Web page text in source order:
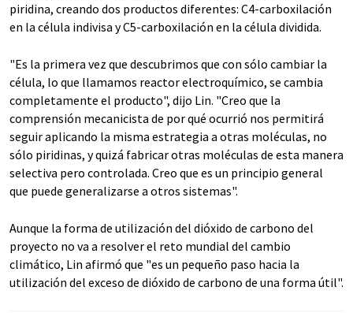
piridina, creando dos productos diferentes: C4-carboxilación
en la célula indivisa y C5-carboxilación en la célula dividida.
"Es la primera vez que descubrimos que con sólo cambiar la
célula, lo que llamamos reactor electroquímico, se cambia
completamente el producto", dijo Lin. "Creo que la
comprensión mecanicista de por qué ocurrió nos permitirá
seguir aplicando la misma estrategia a otras moléculas, no
sólo piridinas, y quizá fabricar otras moléculas de esta manera
selectiva pero controlada. Creo que es un principio general
que puede generalizarse a otros sistemas".
Aunque la forma de utilización del dióxido de carbono del
proyecto no va a resolver el reto mundial del cambio
climático, Lin afirmó que "es un pequeño paso hacia la
utilización del exceso de dióxido de carbono de una forma útil".